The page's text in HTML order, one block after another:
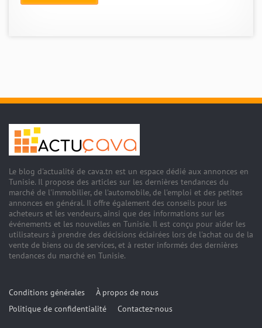
Le blog d'actualité de cava.tn est un espace dédié aux annonces en
Tunisie. Il propose des articles sur les dernières tendances du
marché de l'immobilier, de l'automobile, de l'emploi et des petites
annonces en général. Il offre également des conseils pour les
acheteurs et les vendeurs, ainsi que des informations sur les
événements et les nouvelles en Tunisie. Il est conçu pour aider les
utilisateurs à prendre des décisions éclairées lors de l'achat ou de la
vente de biens ou de services, et à rester informés des dernières
tendances du marché en Tunisie.
Conditions générales
À propos de nous
Politique de confidentialité
Contactez-nous